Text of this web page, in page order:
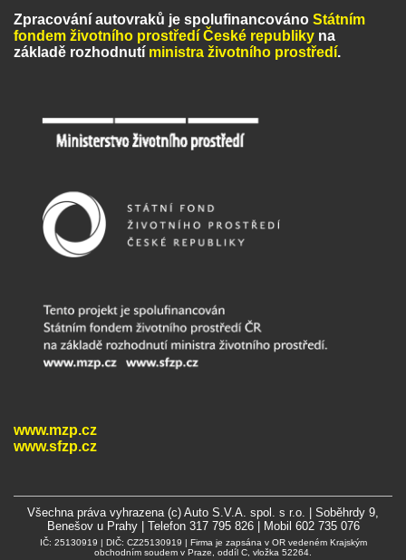
Zpracování autovraků je spolufinancováno Státním
fondem životního prostředí České republiky na
základě rozhodnutí ministra životního prostředí.
www.mzp.cz
www.sfzp.cz
Všechna práva vyhrazena (c) Auto S.V.A. spol. s r.o. | Soběhrdy 9,
Benešov u Prahy | Telefon 317 795 826 | Mobil 602 735 076
IČ: 25130919 | DIČ: CZ25130919 | Firma je zapsána v OR vedeném Krajským
obchodním soudem v Praze, oddíl C, vložka 52264.